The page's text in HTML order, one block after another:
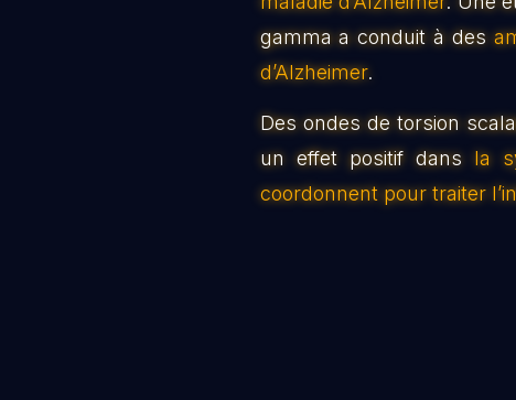
gamma a conduit à des
d’Alzheimer.
Des ondes de torsion
un effet positif dans la
coordonnent pour traiter